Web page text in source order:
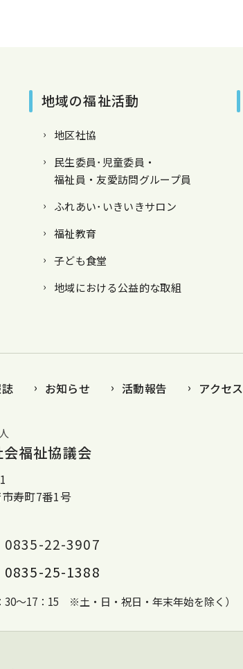
地域の福祉活動
地区社協
民生委員･児童委員・
福祉員・友愛訪問グループ員
ふれあい･いきいきサロン
福祉教育
子ども食堂
地域における公益的な取組
お知らせ 活動報告 アクセス
福祉協議会
寿町7番1号
0835-22-3907
0835-25-1388
30～17：15 ※土・日・祝日・年末年始を除く）